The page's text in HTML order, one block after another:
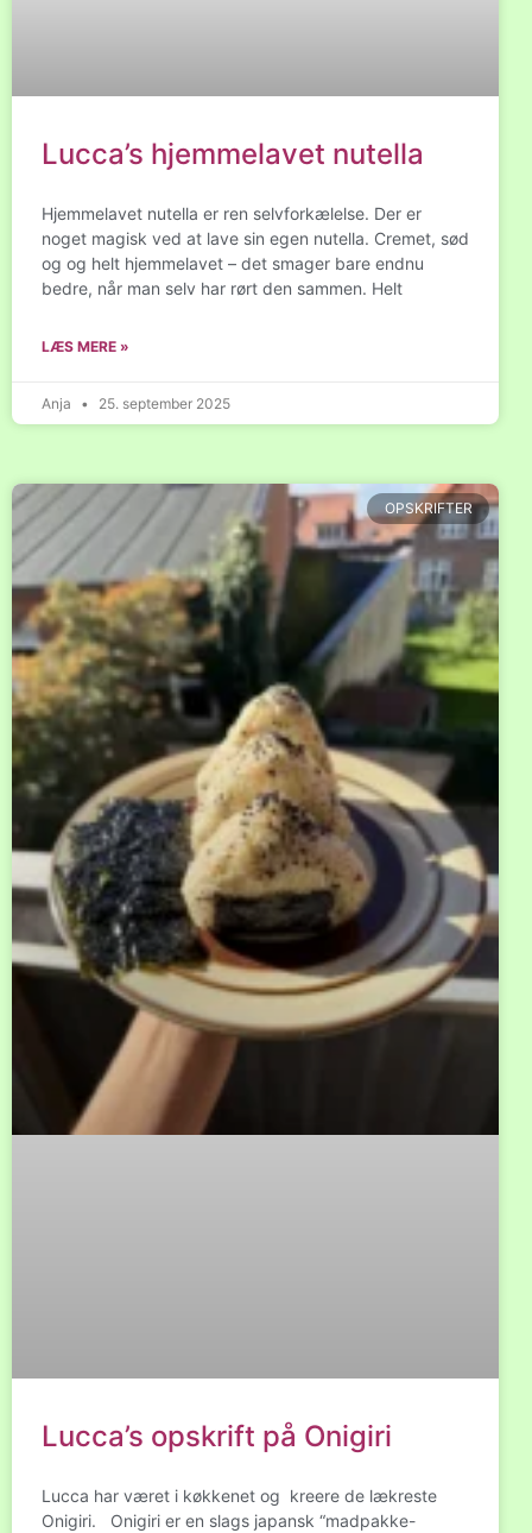
Lucca’s hjemmelavet nutella
Hjemmelavet nutella er ren selvforkælelse. Der er
noget magisk ved at lave sin egen nutella. Cremet, sød
og og helt hjemmelavet – det smager bare endnu
bedre, når man selv har rørt den sammen. Helt
LÆS MERE »
Anja 25. september 2025
OPSKRIFTER
Lucca’s opskrift på Onigiri
Lucca har været i køkkenet og kreere de lækreste
Onigiri. Onigiri er en slags japansk “madpakke-